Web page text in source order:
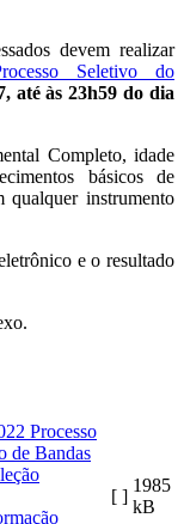
devem realizar
Seletivo do
até às 23h59 do dia
Completo, idade
básicos de
qualquer instrumento
e o resultado
[ ]
1985
kB